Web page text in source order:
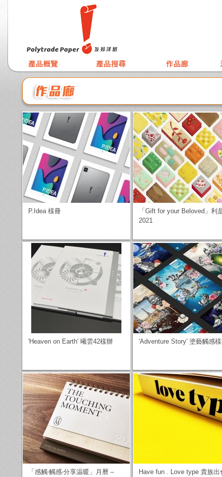
P.Idea 樣冊
「Gift for your Beloved」利
2021
'Heaven on Earth' 曦雲42樣辦 'Adventure Story' 塗藝觸感
「感觸‧觸感‧分享温暖」月曆 –
Have fun . Love type 貴族出